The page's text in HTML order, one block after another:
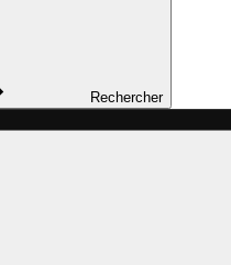
Rechercher